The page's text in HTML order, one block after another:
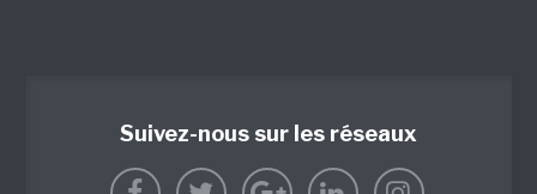
Suivez-nous sur les réseaux